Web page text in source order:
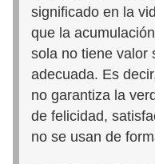
significado en la
que la
sola no tiene valor
adecuada. Es
no garantiza la
de felicidad,
no se usan de